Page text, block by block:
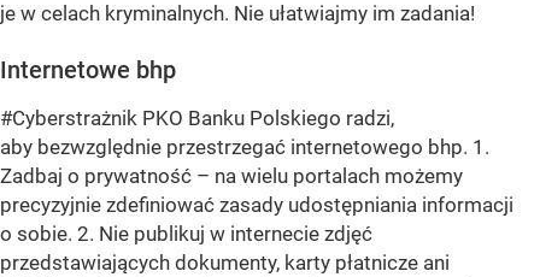
je w celach kryminalnych. Nie ułatwiajmy im zadania!
Internetowe bhp
#Cyberstrażnik PKO Banku Polskiego radzi,
aby bezwzględnie przestrzegać internetowego bhp. 1.
Zadbaj o prywatność – na wielu portalach możemy
precyzyjnie zdefiniować zasady udostępniania informacji
o sobie. 2. Nie publikuj w internecie zdjęć
przedstawiających dokumenty, karty płatnicze ani